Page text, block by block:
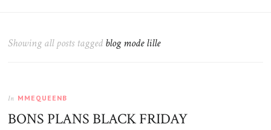
Showing all posts tagged blog mode lille
In MMEQUEENB
BONS PLANS BLACK FRIDAY